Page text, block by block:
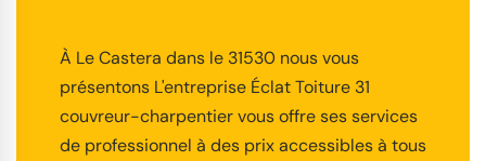
À Le Castera dans le 31530 nous vous
présentons L'entreprise Éclat Toiture 31
couvreur-charpentier vous offre ses services
de professionnel à des prix accessibles à tous